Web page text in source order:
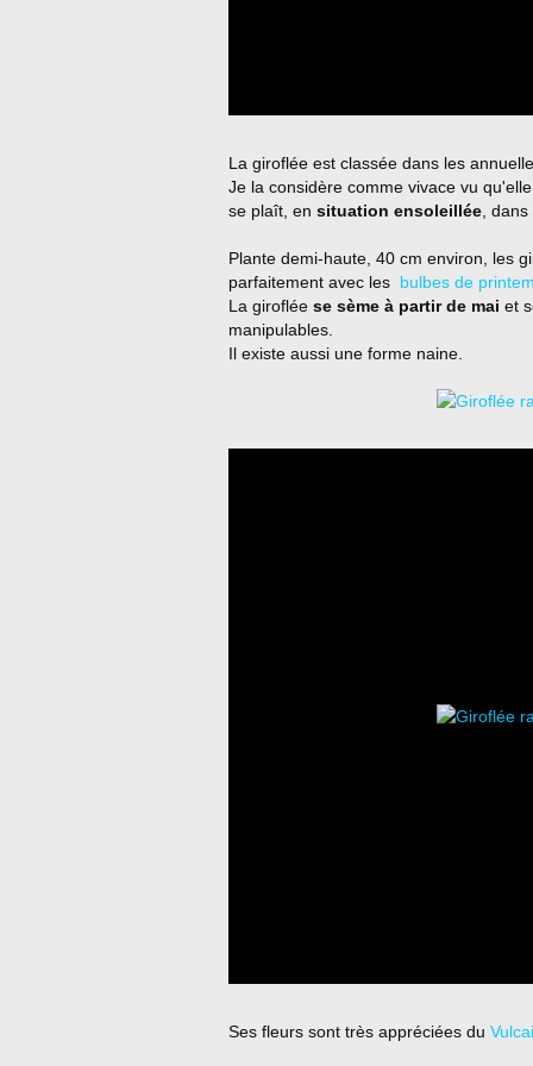
La giroflée est classée dans les
Je la considère comme vivace vu
se plaît, en situation ensoleillée ,
Plante demi-haute, 40 cm environ, les
parfaitement avec les bulbes de
La giroflée se sème à partir de mai et
manipulables.
Il existe aussi une forme naine.
Ses fleurs sont très appréciées du